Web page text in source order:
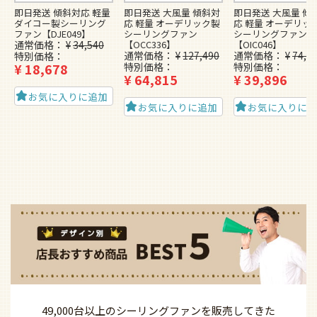
即日発送 傾斜対応 軽量
ダイコー製シーリング
ファン【DJE049】
通常価格 ¥34,540
特別価格
¥18,678
お気に入りに追加
即日発送 大風量 傾斜対
応 軽量 オーデリック製
シーリングファン
【OCC336】
通常価格 ¥127,490
特別価格
¥64,815
お気に入りに追加
即日発送 大風量 傾
応 軽量 オーデリッ
シーリングファン
【OIC046】
通常価格 ¥
特別価格
¥39,896
お気に入りに
49,000台以上のシーリングファンを販売してきた